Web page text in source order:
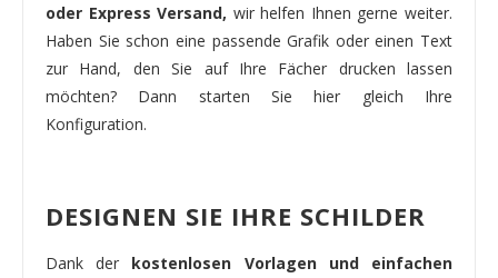
oder Express Versand, wir helfen Ihnen gerne weiter.
Haben Sie schon eine passende Grafik oder einen Text
zur Hand, den Sie auf Ihre Fächer drucken lassen
möchten? Dann starten Sie hier gleich Ihre
Konfiguration.
DESIGNEN SIE IHRE SCHILDER
Dank der kostenlosen Vorlagen und einfachen